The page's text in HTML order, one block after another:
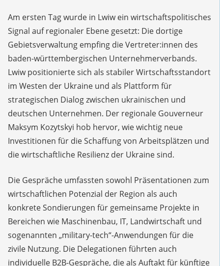
Am ersten Tag wurde in Lwiw ein wirtschaftspolitisches
Signal auf regionaler Ebene gesetzt: Die dortige
Gebietsverwaltung empfing die Vertreter:innen des
baden-württembergischen Unternehmerverbands.
Lwiw positionierte sich als stabiler Wirtschaftsstandort
im Westen der Ukraine und als Plattform für
strategischen Dialog zwischen ukrainischen und
deutschen Unternehmen. Der regionale Gouverneur
Maksym Kozytskyi hob hervor, wie wichtig neue
Investitionen für die Schaffung von Arbeitsplätzen und
die wirtschaftliche Resilienz der Ukraine sind.
Die Gespräche umfassten sowohl Präsentationen zum
wirtschaftlichen Potenzial der Region als auch
konkrete Sondierungen für gemeinsame Projekte in
Bereichen wie Maschinenbau, IT, Landwirtschaft und
sogenannten „military-tech“-Anwendungen für die
zivile Nutzung. Die Delegationen führten auch
individuelle B2B-Gespräche, die als Auftakt für künftige